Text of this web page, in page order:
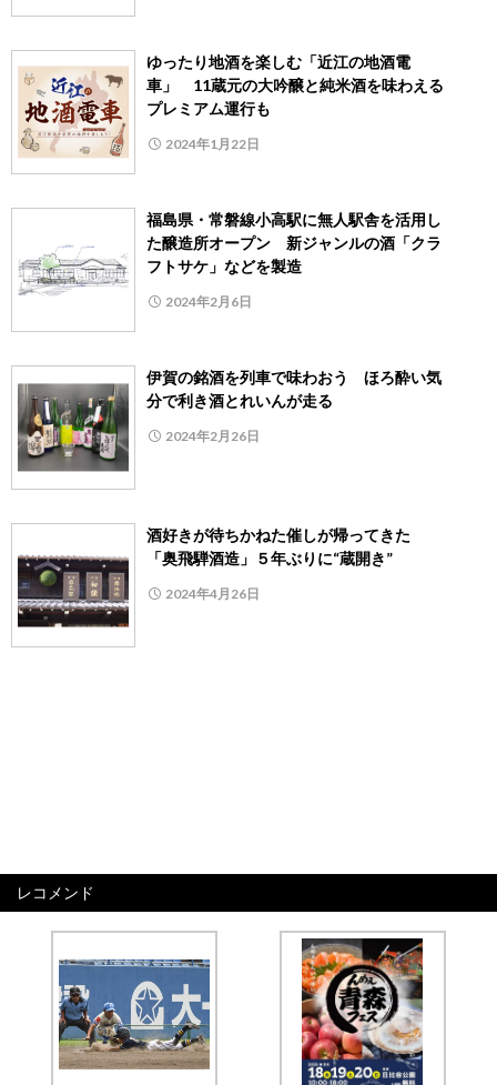
ゆったり地酒を楽しむ「近江の地酒電
車」 11蔵元の大吟醸と純米酒を味わえる
プレミアム運行も
2024年1月22日
福島県・常磐線小高駅に無人駅舎を活用し
た醸造所オープン 新ジャンルの酒「クラ
フトサケ」などを製造
2024年2月6日
伊賀の銘酒を列車で味わおう ほろ酔い気
分で利き酒とれいんが走る
2024年2月26日
酒好きが待ちかねた催しが帰ってきた
「奥飛騨酒造」５年ぶりに“蔵開き”
2024年4月26日
レコメンド